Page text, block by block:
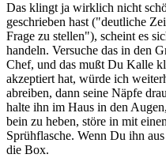
Das klingt ja wirklich nicht
geschrieben hast ("deutliche
Frage zu stellen"), scheint es
handeln. Versuche das in den
Chef, und das mußt Du Kalle
akzeptiert hat, würde ich
abreiben, dann seine Näpfe
halte ihn im Haus in den
bein zu heben, störe in mit
Sprühflasche. Wenn Du ihn
die Box.